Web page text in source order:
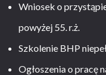
Wniosek o
powyżej 55. r.ż.
Szkolenie BHP
Ogłoszenia o pracę